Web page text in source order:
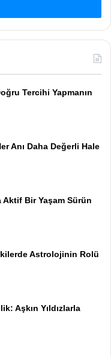
Tercihi Yapmanın
Anı Daha Değerli Hale
Aktif Bir Yaşam Sürün
Astrolojinin Rolü
Aşkın Yıldızlarla